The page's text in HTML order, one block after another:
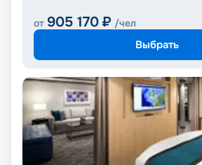
от 905 170 ₽ /чел
Выбрать